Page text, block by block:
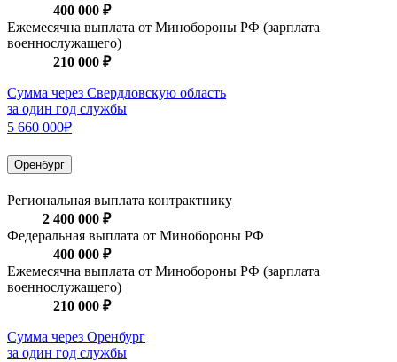
400 000 ₽
Ежемесячна выплата от Минобороны РФ (зарплата
военнослужащего)
210 000 ₽
Сумма через Свердловскую область
за один год службы
5 660 000₽
Оренбург
Региональная выплата контрактнику
2 400 000 ₽
Федеральная выплата от Минобороны РФ
400 000 ₽
Ежемесячна выплата от Минобороны РФ (зарплата
военнослужащего)
210 000 ₽
Сумма через Оренбург
за один год службы